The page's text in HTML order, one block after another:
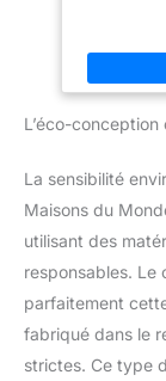
🔄
L’éco-
La sensibilité
Maisons du
utilisant des
responsables. Le
parfaitement
fabriqué dans le
strictes. Ce type